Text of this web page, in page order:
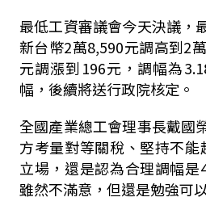
最低工資審議會今天決議，
新台幣2萬8,590元調高到2
元調漲到196元，調幅為
幅，後續將送行政院核定。
全國產業總工會理事長戴國
方考量對等關稅、堅持不
立場，還是認為合理調幅是
雖然不滿意，但還是勉強可